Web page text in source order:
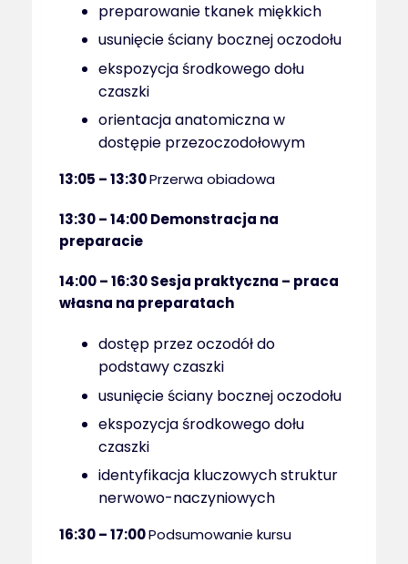
preparowanie tkanek miękkich
usunięcie ściany bocznej oczodołu
ekspozycja środkowego dołu
czaszki
orientacja anatomiczna w
dostępie przezoczodołowym
13:05 – 13:30Przerwa obiadowa
13:30 – 14:00Demonstracja na
preparacie
14:00 – 16:30Sesja praktyczna – praca
własna na preparatach
dostęp przez oczodół do
podstawy czaszki
usunięcie ściany bocznej oczodołu
ekspozycja środkowego dołu
czaszki
identyfikacja kluczowych struktur
nerwowo-naczyniowych
16:30 – 17:00Podsumowanie kursu